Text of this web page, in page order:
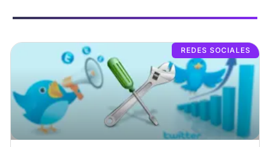
REDES SOCIALES